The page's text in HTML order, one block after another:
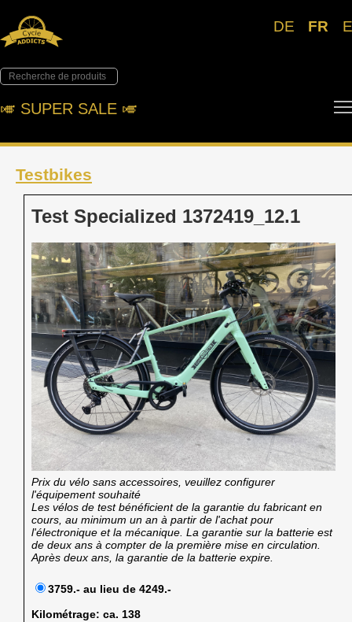
DE FR
🎺︎ SUPER SALE 🎺︎
Testbikes
Test Specialized 1372419_12.1
Prix du vélo sans accessoires, veuillez configurer
l'équipement souhaité
Les vélos de test bénéficient de la garantie du fabricant en
cours, au minimum un an à partir de l'achat pour
l'électronique et la mécanique. La garantie sur la batterie est
de deux ans à compter de la première mise en circulation.
Après deux ans, la garantie de la batterie expire.
3759.- au lieu de 4249.-
Kilométrage: ca. 138